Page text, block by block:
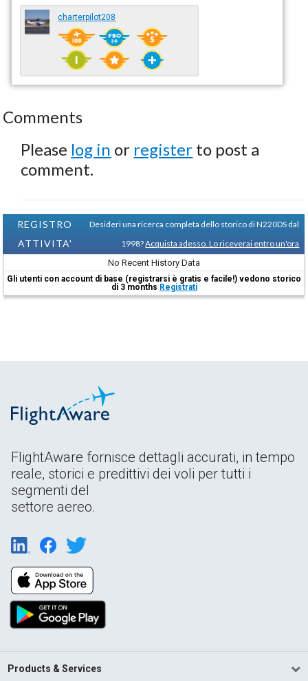
charterpilot208
Comments
Please log in or register to post a
comment.
REGISTRO
ATTIVITA'
Desideri una ricerca completa dello storico di N220DS dal
1998?Acquista adesso. Lo riceverai entro un'ora
No Recent History Data
Gli utenti con account di base (registrarsi è gratis e facile!) vedono storico
di 3 months Registrati
FlightAware fornisce dettagli accurati, in tempo
reale, storici e predittivi dei voli per tutti i
segmenti del
settore aereo.
Products & Services